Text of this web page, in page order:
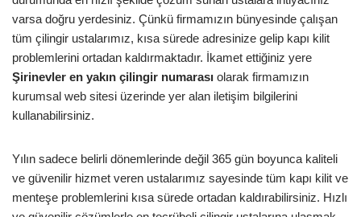
varsa doğru yerdesiniz. Çünkü firmamızın bünyesinde çalışan
tüm çilingir ustalarımız, kısa sürede adresinize gelip kapı kilit
problemlerini ortadan kaldırmaktadır. İkamet ettiğiniz yere
Şirinevler en yakın çilingir numarası olarak firmamızın
kurumsal web sitesi üzerinde yer alan iletişim bilgilerini
kullanabilirsiniz.
Yılın sadece belirli dönemlerinde değil 365 gün boyunca kaliteli
ve güvenilir hizmet veren ustalarımız sayesinde tüm kapı kilit ve
menteşe problemlerini kısa sürede ortadan kaldırabilirsiniz. Hızlı